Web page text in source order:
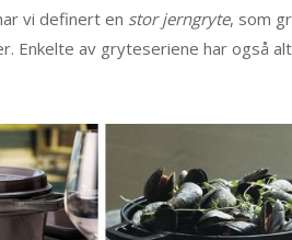
vi definert en stor jerngryte, som
Enkelte av gryteseriene har også